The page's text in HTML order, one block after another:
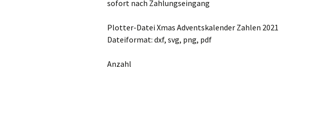
sofort nach Zahlungseingang
Plotter-Datei Xmas Adventskalender Zahlen 2021
Dateiformat: dxf, svg, png, pdf
Anzahl